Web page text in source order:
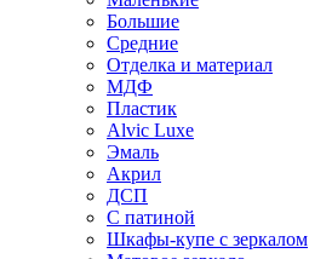
Большие
Средние
Отделка и материал
МДФ
Пластик
Alvic Luxe
Эмаль
Акрил
ДСП
С патиной
Шкафы-купе с зеркалом